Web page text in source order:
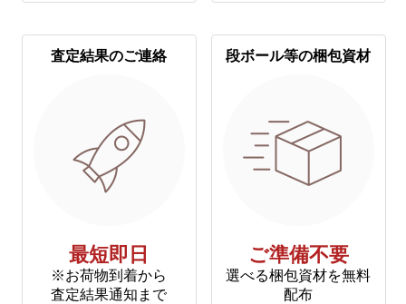
査定結果のご連絡
最短即日
※お荷物到着から
査定結果通知まで
段ボール等の梱包資材
ご準備不要
選べる梱包資材を無料
配布